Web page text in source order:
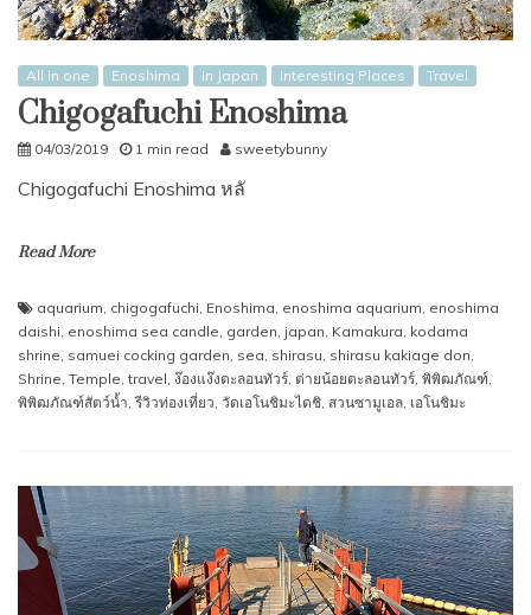
All in one Enoshima In Japan Interesting Places Travel
Chigogafuchi Enoshima
04/03/2019 1 min read sweetybunny
Chigogafuchi Enoshima หลั
Read More
aquarium chigogafuchi Enoshima enoshima aquarium enoshima
daishi enoshima sea candle garden japan Kamakura kodama
shrine samuei cocking garden sea shirasu shirasu kakiage don
Shrine Temple ,travel ง๊องแง๊งตะลอนทัวร์ ต่ายน้อยตะลอนทัวร์ พิพิฒภัณฑ์
พิพิฒภัณฑ์สัตว์นํ้า ,รีวิวท่องเที่ยว วัดเอโนชิมะไดชิ สวนซามูเอล เอโนชิมะ